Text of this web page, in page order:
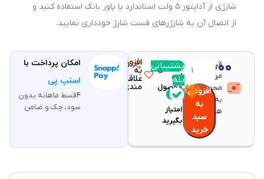
شارژی از آداپتور ۵ ولت استاندارد یا پاور بانک استفاده کنید و
از اتصال آن به شارژرهای فست شارژ خودداری نمایید.
قیمت و
موجودی
محصولات
به روز
هستند.
۸,۱۴۰,۰۰۰ تومان
افزودن
به
سبد
خرید
با خرید
این
محصول
۱۶۲
امتیاز
بگیرید
پشتیبانی
افزودن
به
علاقه
مندی
مقایسه
امکان پرداخت با
اسنپ پی
۴قسط ماهانه بدون
سود، چک و ضامن